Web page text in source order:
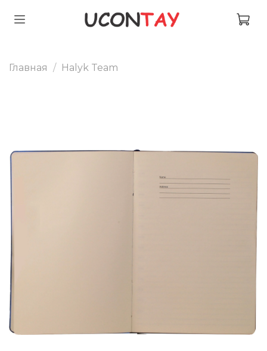
Главная Halyk Team